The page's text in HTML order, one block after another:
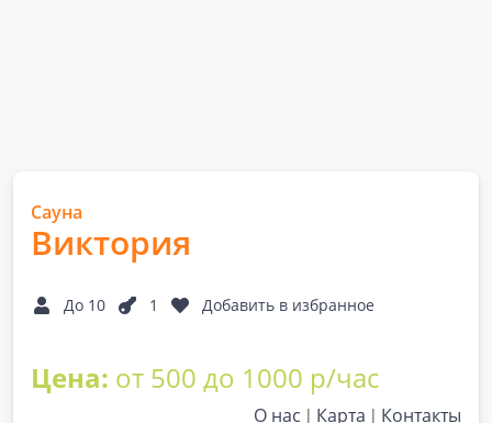
Сауна
Виктория
До 10 1 Добавить в избранное
Цена: от 500 до 1000 р/час
О нас Карта Контакты